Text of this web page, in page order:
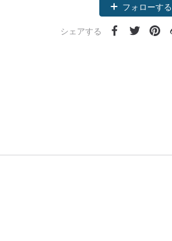
フォローする
シェアする